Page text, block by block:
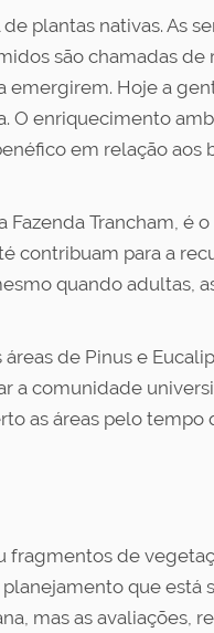
plantas nativas. As
são chamadas
Hoje a
enriquecimento
em relação aos
Trancham, é
contribuam para a
quando adultas,
de Pinus e
a comunidade
as áreas pelo
fragmentos de
que está
mas as avaliações,